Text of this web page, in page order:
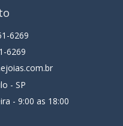
6269
6269
- SP
- 9:00 as 18:00